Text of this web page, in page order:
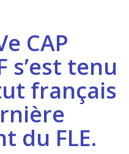
CAP
s’est tenu
français
du FLE.